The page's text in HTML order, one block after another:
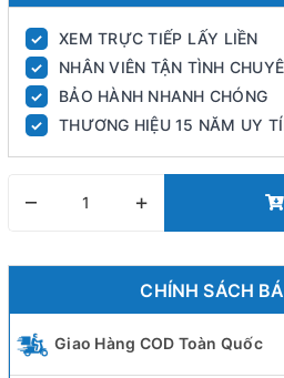
✓ XEM TRỰC TIẾP LẤY LIỀN
✓ NHÂN VIÊN TẬN TÌNH
✓ BẢO HÀNH NHANH CHÓNG
✓ THƯƠNG HIỆU 15 NĂM UY
– +
CHÍNH SÁCH
Giao Hàng COD Toàn Quốc